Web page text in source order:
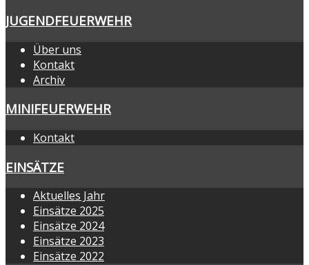
JUGENDFEUERWEHR
Über uns
Kontakt
Archiv
MINIFEUERWEHR
Kontakt
EINSÄTZE
Aktuelles Jahr
Einsätze 2025
Einsätze 2024
Einsätze 2023
Einsätze 2022